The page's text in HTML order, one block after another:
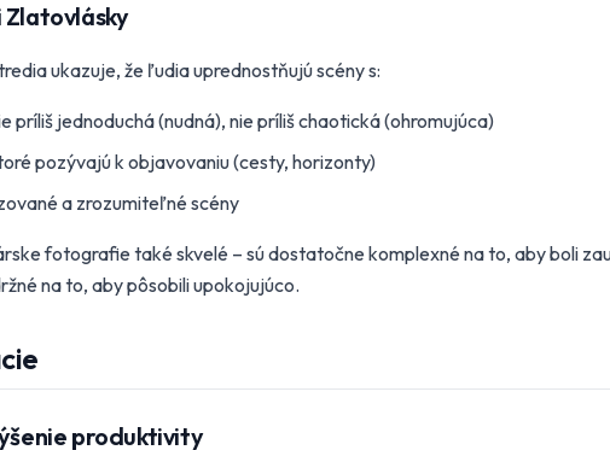
Zlatovlásky
ukazuje, že ľudia uprednostňujú scény s:
príliš jednoduchá (nudná), nie príliš chaotická (ohromujúca)
pozývajú k objavovaniu (cesty, horizonty)
a zrozumiteľné scény
fotografie také skvelé – sú dostatočne komplexné na to, aby boli
na to, aby pôsobili upokojujúco.
produktivity